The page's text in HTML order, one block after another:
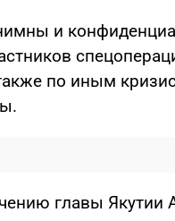
и
по иным
главы Якутии